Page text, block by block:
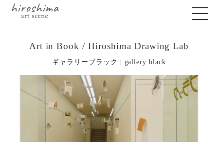
Art in Book / Hiroshima Drawing Lab
ギャラリーブラック | gallery black